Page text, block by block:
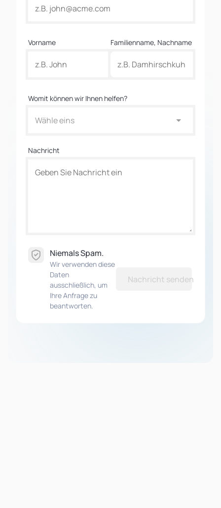
Vorname Familienname, Nachname
Womit können wir Ihnen helfen?
Wähle eins
Nachricht
Niemals Spam.
Wir verwenden diese
Daten
ausschließlich, um
Ihre Anfrage zu
beantworten.
Nachricht senden